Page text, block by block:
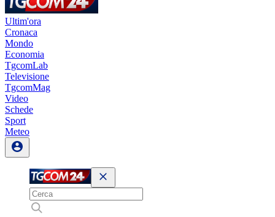
Ultim'ora
Cronaca
Mondo
Economia
TgcomLab
Televisione
TgcomMag
Video
Schede
Sport
Meteo